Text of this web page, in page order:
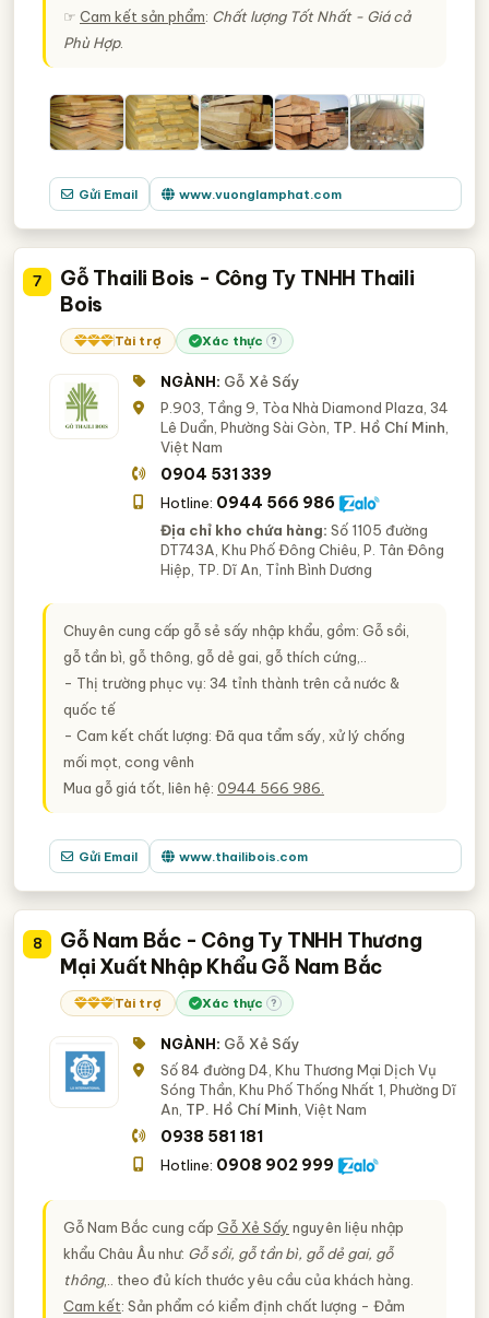
☞ Cam kết sản phẩm: Chất lượng Tốt Nhất - Giá cả
Phù Hợp.
Gửi Email www.vuonglamphat.com
7
Gỗ Thaili Bois - Công Ty TNHH Thaili
Bois
Tài trợ Xác thực ?
NGÀNH: Gỗ Xẻ Sấy
P.903, Tầng 9, Tòa Nhà Diamond Plaza, 34
Lê Duẩn, Phường Sài Gòn, TP. Hồ Chí Minh
Việt Nam
0904 531 339
Hotline: 0944 566 986
Địa chỉ kho chứa hàng: Số 1105 đường
DT743A, Khu Phố Đông Chiêu, P. Tân Đông
Hiệp, TP. Dĩ An, Tỉnh Bình Dương
Chuyên cung cấp gỗ sẻ sấy nhập khẩu, gồm: Gỗ sồi,
gỗ tần bì, gỗ thông, gỗ dẻ gai, gỗ thích cứng,..
- Thị trường phục vụ: 34 tỉnh thành trên cả nước &
quốc tế
- Cam kết chất lượng: Đã qua tẩm sấy, xử lý chống
mối mọt, cong vênh
Mua gỗ giá tốt, liên hệ: 0944 566 986.
Gửi Email www.thailibois.com
8
Gỗ Nam Bắc - Công Ty TNHH Thương
Mại Xuất Nhập Khẩu Gỗ Nam Bắc
Tài trợ Xác thực ?
NGÀNH: Gỗ Xẻ Sấy
Số 84 đường D4, Khu Thương Mại Dịch Vụ
Sóng Thần, Khu Phố Thống Nhất 1, Phường Dĩ
An, TP. Hồ Chí Minh , Việt Nam
0938 581 181
Hotline: 0908 902 999
Gỗ Nam Bắc cung cấp Gỗ Xẻ Sấy nguyên liệu nhập
khẩu Châu Âu như: Gỗ sồi, gỗ tần bì, gỗ dẻ gai, gỗ
thông,.. theo đủ kích thước yêu cầu của khách hàng.
Cam kết: Sản phẩm có kiểm định chất lượng - Đảm